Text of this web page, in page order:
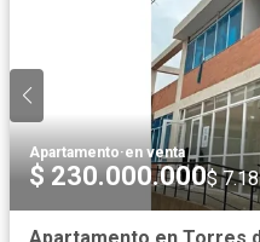
Apartamento·en venta
$ 230.000.000$